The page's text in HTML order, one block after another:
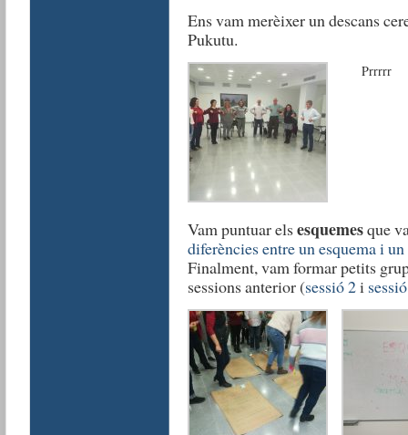
Ens vam merèixer un descans
Pukutu.
Prrrrr
Vam puntuar elsesquemesque
diferències entre un esquema i
Finalment, vam formar petits
sessions anterior (sessió 2i